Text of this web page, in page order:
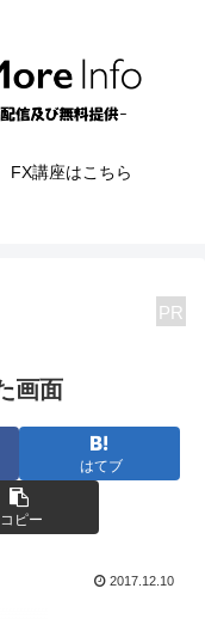
FX講座はこちら
PR
画面
はてブ
コピー
2017.12.10